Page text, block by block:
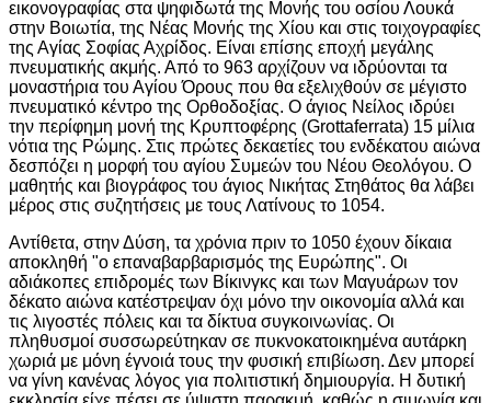
εικονογραφίας στα ψηφιδωτά της Μονής του οσίου Λουκά
στην Βοιωτία, της Νέας Μονής της Χίου και στις τοιχογραφίες
της Αγίας Σοφίας Αχρίδος. Είναι επίσης εποχή μεγάλης
πνευματικής ακμής. Από το 963 αρχίζουν να ιδρύονται τα
μοναστήρια του Αγίου Όρους που θα εξελιχθούν σε μέγιστο
πνευματικό κέντρο της Ορθοδοξίας. Ο άγιος Νείλος ιδρύει
την περίφημη μονή της Κρυπτοφέρης (Grottaferrata) 15 μίλια
νότια της Ρώμης. Στις πρώτες δεκαετίες του ενδέκατου αιώνα
δεσπόζει η μορφή του αγίου Συμεών του Νέου Θεολόγου. Ο
μαθητής και βιογράφος του άγιος Νικήτας Στηθάτος θα λάβει
μέρος στις συζητήσεις με τους Λατίνους το 1054.
Αντίθετα, στην Δύση, τα χρόνια πριν το 1050 έχουν δίκαια
αποκληθή "ο επαναβαρβαρισμός της Ευρώπης". Οι
αδιάκοπες επιδρομές των Βίκινγκς και των Μαγυάρων τον
δέκατο αιώνα κατέστρεψαν όχι μόνο την οικονομία αλλά και
τις λιγοστές πόλεις και τα δίκτυα συγκοινωνίας. Οι
πληθυσμοί συσσωρεύτηκαν σε πυκνοκατοικημένα αυτάρκη
χωριά με μόνη έγνοιά τους την φυσική επιβίωση. Δεν μπορεί
να γίνη κανένας λόγος για πολιτιστική δημιουργία. Η δυτική